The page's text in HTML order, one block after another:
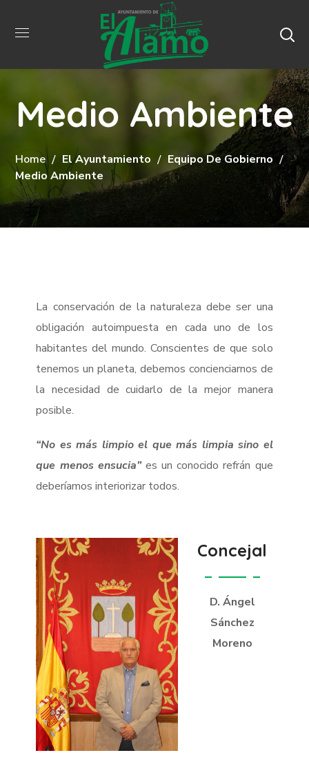
Medio Ambiente
Home El Ayuntamiento
Equipo De Gobierno
Medio Ambiente
La conservación de la naturaleza debe ser una
obligación autoimpuesta en cada uno de los
habitantes del mundo. Conscientes de que solo
tenemos un planeta, debemos concienciarnos de
la necesidad de cuidarlo de la mejor manera
posible.
“No es más limpio el que más limpia sino el
que menos ensucia” es un conocido refrán que
deberíamos interiorizar todos.
Concejal
D. Ángel
Sánchez
Moreno